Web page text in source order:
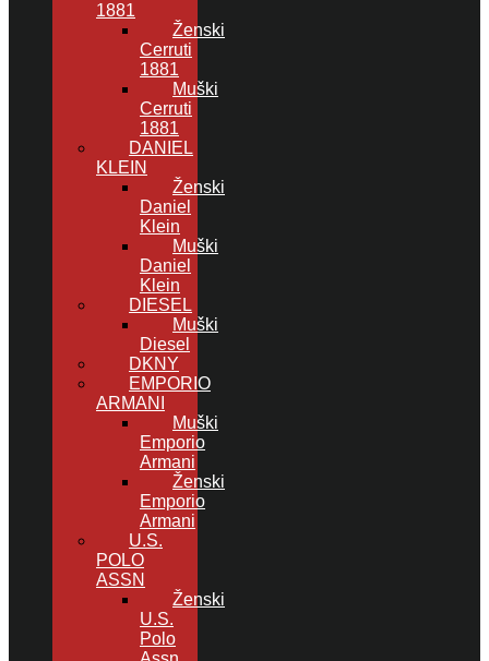
1881
Ženski
Cerruti
1881
Muški
Cerruti
1881
DANIEL
KLEIN
Ženski
Daniel
Klein
Muški
Daniel
Klein
DIESEL
Muški
Diesel
DKNY
EMPORIO
ARMANI
Muški
Emporio
Armani
Ženski
Emporio
Armani
U.S.
POLO
ASSN
Ženski
U.S.
Polo